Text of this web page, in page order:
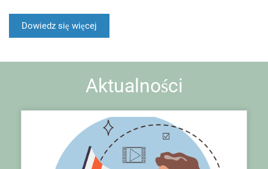
Dowiedz się więcej
Aktualności